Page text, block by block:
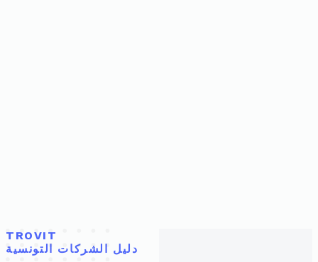
TROVIT
دليل الشركات التونسية